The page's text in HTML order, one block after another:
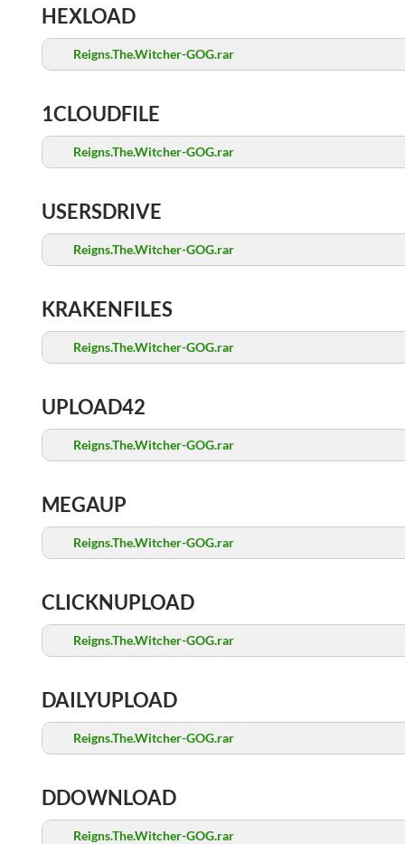
HEXLOAD
Reigns.The.Witcher-GOG.rar
1CLOUDFILE
Reigns.The.Witcher-GOG.rar
USERSDRIVE
Reigns.The.Witcher-GOG.rar
KRAKENFILES
Reigns.The.Witcher-GOG.rar
UPLOAD42
Reigns.The.Witcher-GOG.rar
MEGAUP
Reigns.The.Witcher-GOG.rar
CLICKNUPLOAD
Reigns.The.Witcher-GOG.rar
DAILYUPLOAD
Reigns.The.Witcher-GOG.rar
DDOWNLOAD
Reigns.The.Witcher-GOG.rar